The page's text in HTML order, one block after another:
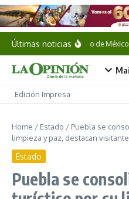
Saltar al contenido
Últimas noticiasGobierno de México
Edición Impresa
Home / Estado / Puebla se
limpieza y paz, destacan
Estado
Puebla se